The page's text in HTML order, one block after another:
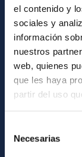
el contenido y
sociales y
información
nuestros
web, quienes
que les haya
partir del uso
Necesarias
GENERAL
Contact
How to get to
List of
Library
General register